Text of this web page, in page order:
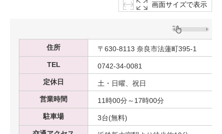
画面サイズで表示
住所
〒630-8113 奈良市法蓮町395-1
TEL
0742-34-0081
定休日
土・日曜、祝日
営業時間
11時00分～17時00分
駐車場
3台(無料)